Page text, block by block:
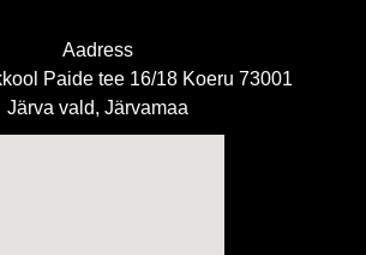
Aadress
Paide tee 16/18 Koeru 73001
Järva vald, Järvamaa